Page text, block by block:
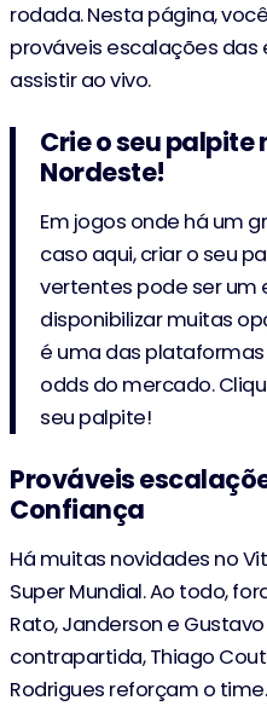
rodada. Nesta página,
prováveis escalações das
assistir ao vivo.
Crie o seu palpite
Nordeste!
Em jogos onde há um
caso aqui, criar o seu
vertentes pode ser um
disponibilizar muitas
é uma das
odds do mercado.
seu palpite!
Prováveis
Confiança
Há muitas novidades no
Super Mundial. Ao todo,
Rato, Janderson e
contrapartida, Thiago
Rodrigues reforçam o